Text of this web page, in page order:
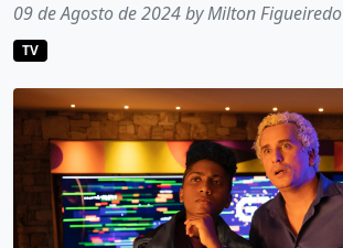
09 de Agosto de 2024 by Milton Figueiredo
TV